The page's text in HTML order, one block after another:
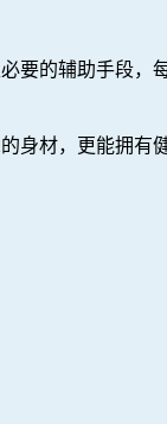
要的辅助手段，
身材，更能拥有